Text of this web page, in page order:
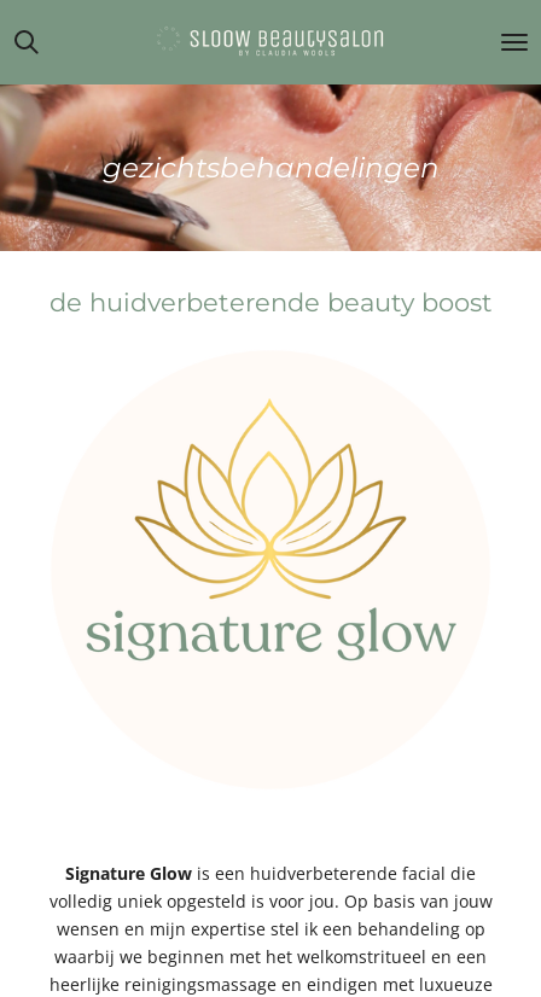
direct
de
hoofdinhoud
gezichtsbehandelingen
de huidverbeterende beauty boost
Signature Glow is een huidverbeterende facial die
volledig uniek opgesteld is voor jou. Op basis van jouw
wensen en mijn expertise stel ik een behandeling op
waarbij we beginnen met het welkomstritueel en een
heerlijke reinigingsmassage en eindigen met luxueuze